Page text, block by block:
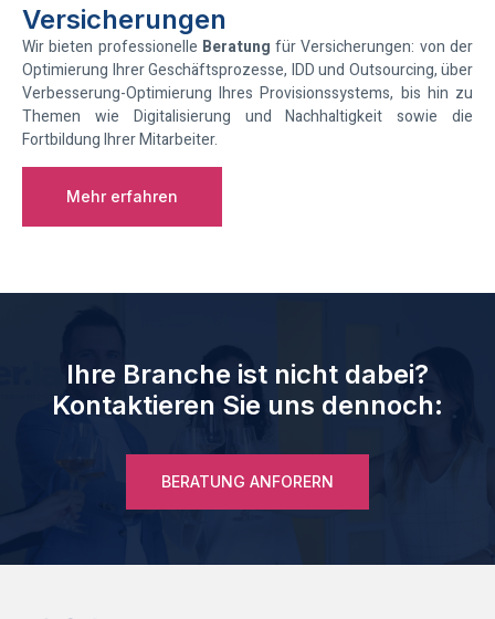
Versicherungen
Wir bieten professionelle Beratung für Versicherungen: von der
Optimierung Ihrer Geschäftsprozesse, IDD und Outsourcing, über
Verbesserung-Optimierung Ihres Provisionssystems, bis hin zu
Themen wie Digitalisierung und Nachhaltigkeit sowie die
Fortbildung Ihrer Mitarbeiter.
Mehr erfahren
Ihre Branche ist nicht dabei?
Kontaktieren Sie uns dennoch:
BERATUNG ANFORERN